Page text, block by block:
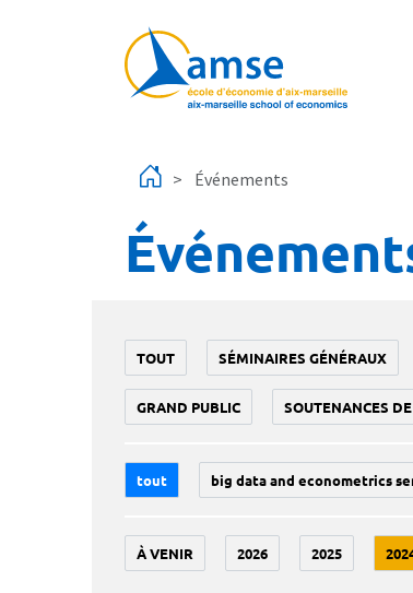
Événements
TOUT SÉMINAIRES GÉNÉRAUX
GRAND PUBLIC SOUTENANCES
tout big data and econometrics
À VENIR 2026 2025